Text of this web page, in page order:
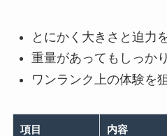
とにかく大きさと迫力
重量があってもしっか
ワンランク上の体験を
項目 内容